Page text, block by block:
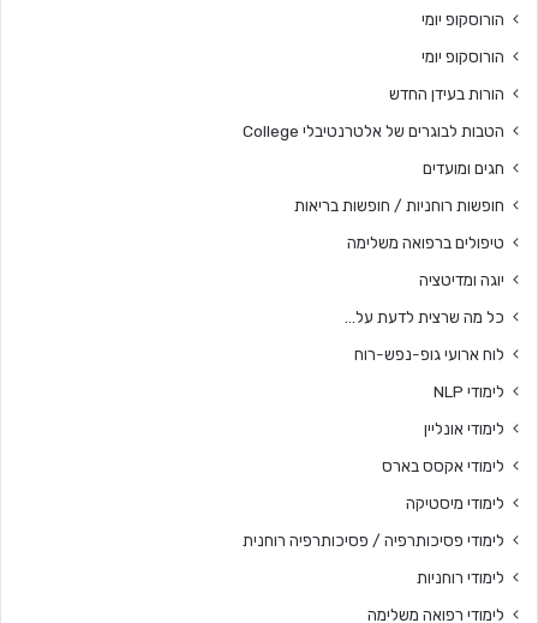
הורוסקופ יומי
הורוסקופ יומי
הורות בעידן החדש
הטבות לבוגרים של אלטרנטיבלי College
חגים ומועדים
חופשות רוחניות / חופשות בריאות
טיפולים ברפואה משלימה
יוגה ומדיטציה
כל מה שרצית לדעת על…
לוח ארועי גופ-נפש-רוח
לימודי NLP
לימודי אונליין
לימודי אקסס בארס
לימודי מיסטיקה
לימודי פסיכותרפיה / פסיכותרפיה רוחנית
לימודי רוחניות
לימודי רפואה משלימה